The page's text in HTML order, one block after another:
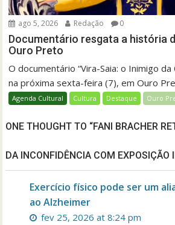
ago 5, 2026 Redação 0
Documentário resgata a história
Ouro Preto
O documentário “Vira-Saia: o Inimigo da
na próxima sexta-feira (7), em Ouro
Agenda Cultural Cultura Destaque Ouro
ONE THOUGHT TO “FANI BRACHER
DA INCONFIDÊNCIA COM EXPOSIÇÃO
Exercício físico pode ser um
ao Alzheimer
fev 25, 2026 at 8:24 pm